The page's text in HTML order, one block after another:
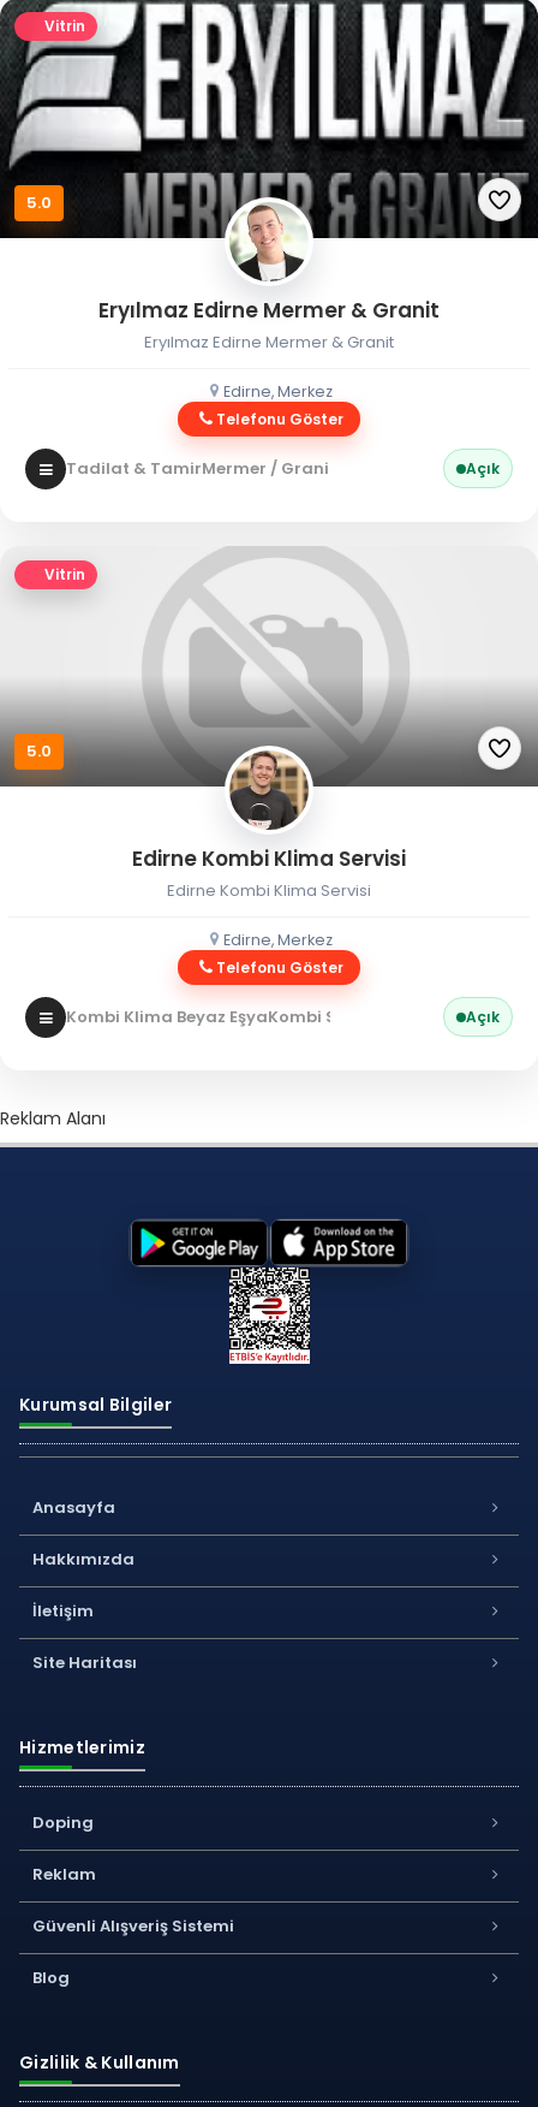
Vitrin
5.0
Eryılmaz Edirne Mermer & Granit
Eryılmaz Edirne Mermer & Granit
Edirne, Merkez
Telefonu Göster
Tadilat & TamirMermer / Granit Açık
Vitrin
5.0
Edirne Kombi Klima Servisi
Edirne Kombi Klima Servisi
Edirne, Merkez
Telefonu Göster
Kombi Klima Beyaz EşyaKombi Servisi Açık
Reklam Alanı
Kurumsal Bilgiler
Anasayfa
Hakkımızda
İletişim
Site Haritası
Hizmetlerimiz
Doping
Reklam
Güvenli Alışveriş Sistemi
Blog
Gizlilik & Kullanım